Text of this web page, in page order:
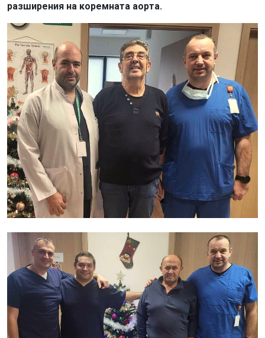
разширения на коремната аорта.